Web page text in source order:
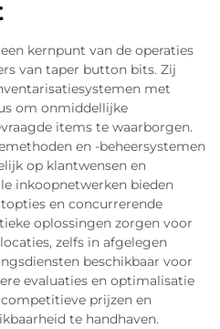
kernpunt van de operaties
van taper button bits. Zij
met
om onmiddellijke
items te waarborgen.
en -beheersystemen
op klantwensen en
inkoopnetwerken bieden
en concurrerende
oplossingen zorgen voor
zelfs in afgelegen
beschikbaar voor
evaluaties en optimalisatie
prijzen en
te handhaven.